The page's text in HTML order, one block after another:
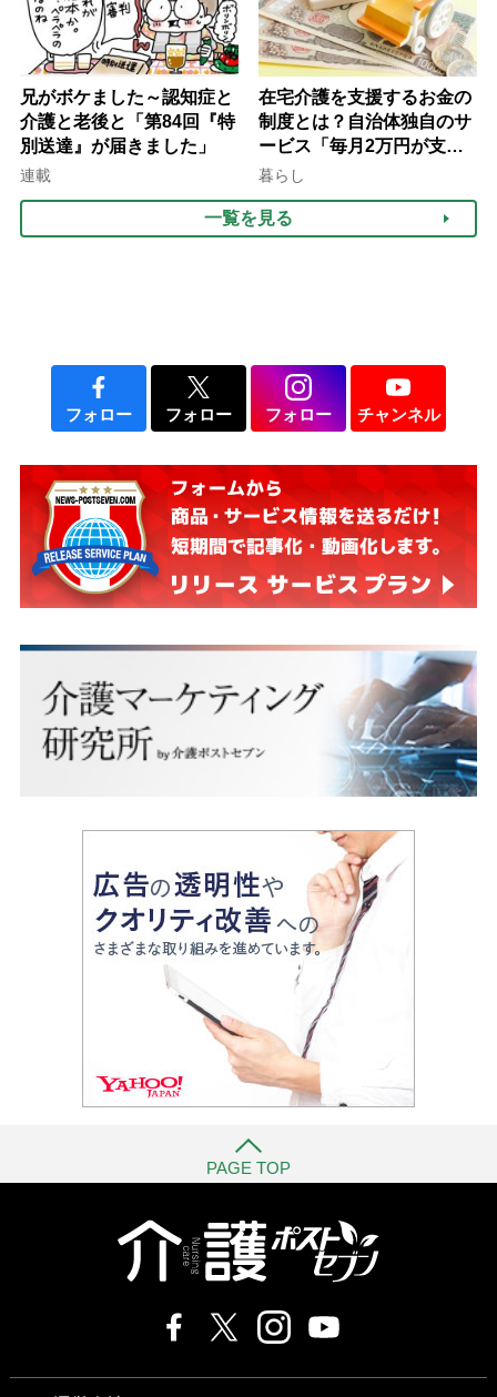
兄がボケました～認知症と
介護と老後と「第84回『特
別送達』が届きました」
連載
在宅介護を支援するお金の
制度とは？自治体独自のサ
ービス「毎月2万円が支給
される」ケースも【FP解
暮らし
一覧を見る
フォロー フォロー フォロー チャンネル
PAGE TOP